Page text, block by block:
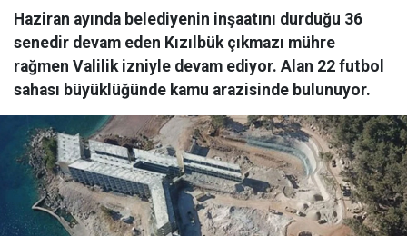
Haziran ayında belediyenin inşaatını durduğu 36
senedir devam eden Kızılbük çıkmazı mühre
rağmen Valilik izniyle devam ediyor. Alan 22 futbol
sahası büyüklüğünde kamu arazisinde bulunuyor.